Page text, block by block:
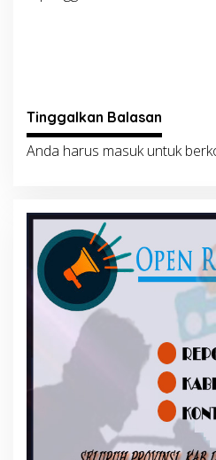
Tinggalkan Balasan
Anda harus masukuntuk